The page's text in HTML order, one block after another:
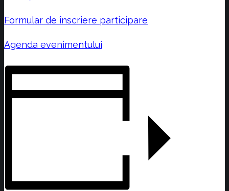
Formular de înscriere participare
Agenda evenimentului